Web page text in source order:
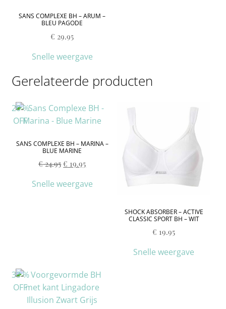
SANS COMPLEXE BH – ARUM –
BLEU PAGODE
€ 29.95
Snelle weergave
Gerelateerde producten
SANS COMPLEXE BH – MARINA –
BLUE MARINE
20%
OFF
€24.95 € 19.95
Snelle weergave
SHOCK ABSORBER – ACTIVE
CLASSIC SPORT BH – WIT
€ 19.95
Snelle weergave
33%
OFF